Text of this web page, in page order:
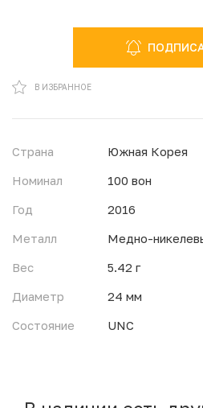
В ИЗБРАННОЕ
Страна
Южная Корея
Номинал
100 вон
Год
2016
Металл
Медно-
Вес
5.42 г
Диаметр
24 мм
Состояние
UNC